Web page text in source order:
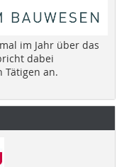
im Jahr über das
dabei
Tätigen an.